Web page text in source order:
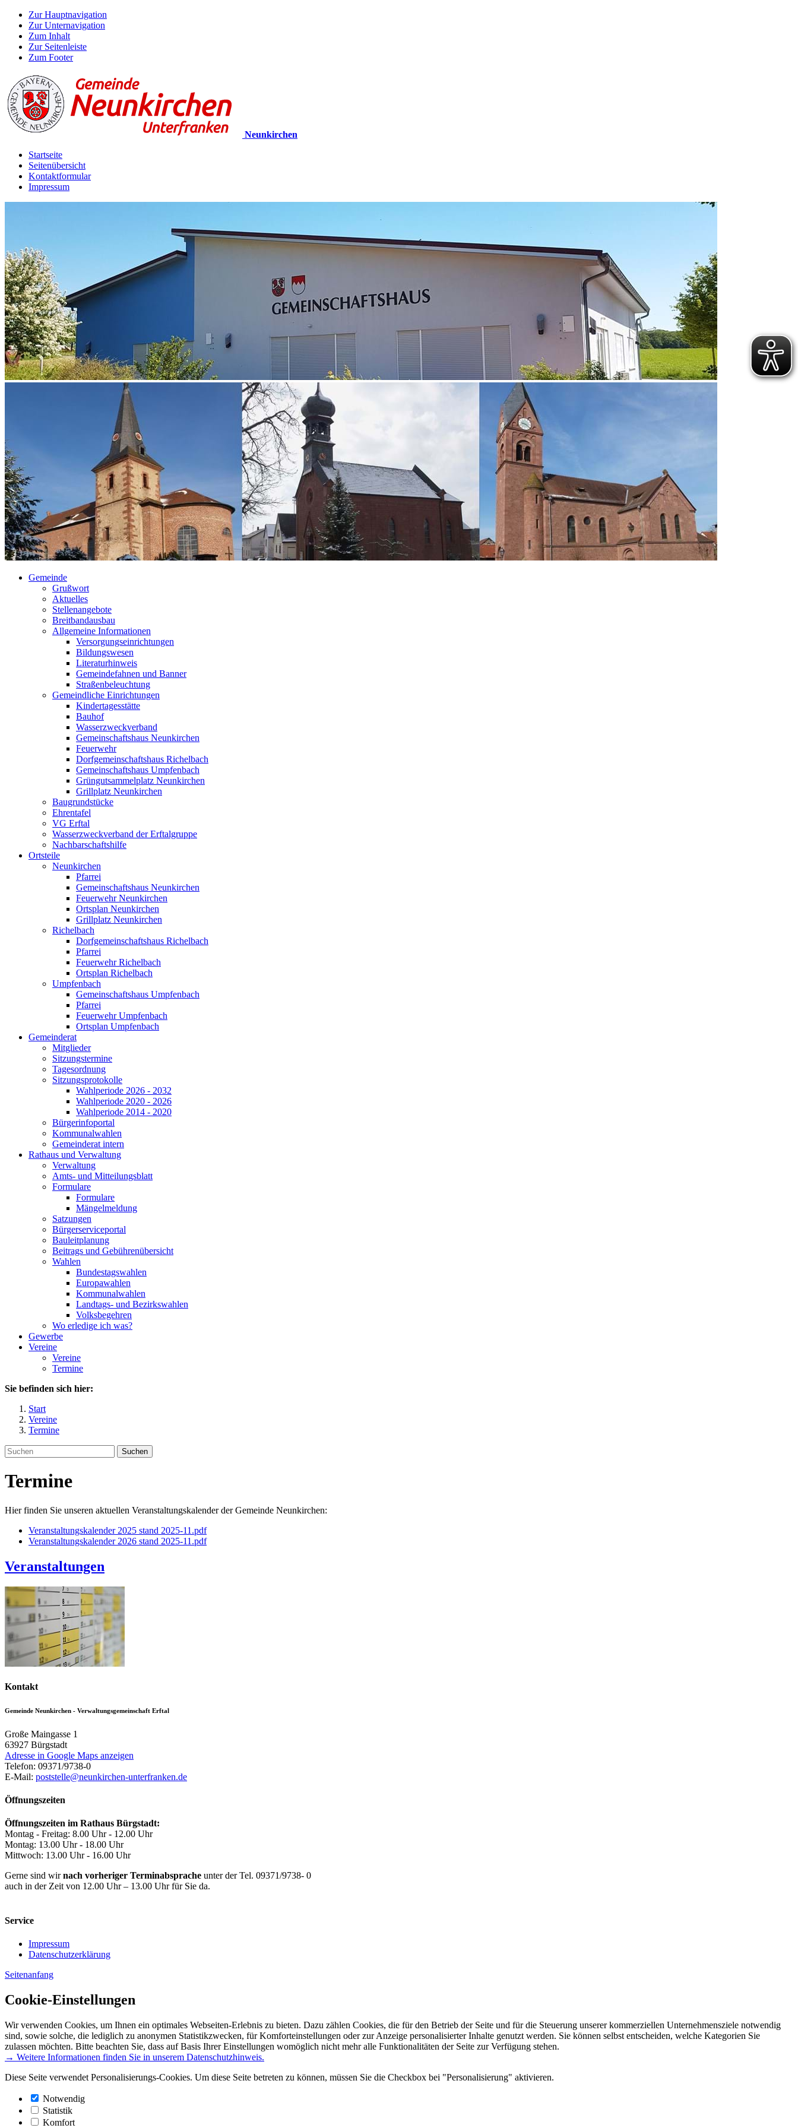
Zur Hauptnavigation
Zur Unternavigation
Zum Inhalt
Zur Seitenleiste
Zum Footer
Neunkirchen
Startseite
Seitenübersicht
Kontaktformular
Impressum
Gemeinde
Grußwort
Aktuelles
Stellenangebote
Breitbandausbau
Allgemeine Informationen
Versorgungseinrichtungen
Bildungswesen
Literaturhinweis
Gemeindefahnen und Banner
Straßenbeleuchtung
Gemeindliche Einrichtungen
Kindertagesstätte
Bauhof
Wasserzweckverband
Gemeinschaftshaus Neunkirchen
Feuerwehr
Dorfgemeinschaftshaus Richelbach
Gemeinschaftshaus Umpfenbach
Grüngutsammelplatz Neunkirchen
Grillplatz Neunkirchen
Baugrundstücke
Ehrentafel
VG Erftal
Wasserzweckverband der Erftalgruppe
Nachbarschaftshilfe
Ortsteile
Neunkirchen
Pfarrei
Gemeinschaftshaus Neunkirchen
Feuerwehr Neunkirchen
Ortsplan Neunkirchen
Grillplatz Neunkirchen
Richelbach
Dorfgemeinschaftshaus Richelbach
Pfarrei
Feuerwehr Richelbach
Ortsplan Richelbach
Umpfenbach
Gemeinschaftshaus Umpfenbach
Pfarrei
Feuerwehr Umpfenbach
Ortsplan Umpfenbach
Gemeinderat
Mitglieder
Sitzungstermine
Tagesordnung
Sitzungsprotokolle
Wahlperiode 2026 - 2032
Wahlperiode 2020 - 2026
Wahlperiode 2014 - 2020
Bürgerinfoportal
Kommunalwahlen
Gemeinderat intern
Rathaus und Verwaltung
Verwaltung
Amts- und Mitteilungsblatt
Formulare
Formulare
Mängelmeldung
Satzungen
Bürgerserviceportal
Bauleitplanung
Beitrags und Gebührenübersicht
Wahlen
Bundestagswahlen
Europawahlen
Kommunalwahlen
Landtags- und Bezirkswahlen
Volksbegehren
Wo erledige ich was?
Gewerbe
Vereine
Vereine
Termine
Sie befinden sich hier:
Start
Vereine
Termine
Suchen
Termine
Hier finden Sie unseren aktuellen Veranstaltungskalender der Gemeinde Neunkirchen:
Veranstaltungskalender 2025 stand 2025-11.pdf
Veranstaltungskalender 2026 stand 2025-11.pdf
Veranstaltungen
Kontakt
Gemeinde Neunkirchen - Verwaltungsgemeinschaft Erftal
Große Maingasse 1
63927 Bürgstadt
Adresse in Google Maps anzeigen
Telefon: 09371/9738-0
E-Mail: poststelle@neunkirchen-unterfranken.de
Öffnungszeiten
Öffnungszeiten im Rathaus Bürgstadt:
Montag - Freitag: 8.00 Uhr - 12.00 Uhr
Montag: 13.00 Uhr - 18.00 Uhr
Mittwoch: 13.00 Uhr - 16.00 Uhr
Gerne sind wirnach vorheriger Terminabsprache unter der Tel. 09371/9738- 0
auch in der Zeit von 12.00 Uhr – 13.00 Uhr für Sie da.
Service
Impressum
Datenschutzerklärung
Seitenanfang
Cookie-Einstellungen
Wir verwenden Cookies, um Ihnen ein optimales Webseiten-Erlebnis zu bieten. Dazu zählen Cookies, die für den Betrieb der Seite und für die Steuerung unserer kommerziellen Unternehmensziele notwendig
sind, sowie solche, die lediglich zu anonymen Statistikzwecken, für Komforteinstellungen oder zur Anzeige personalisierter Inhalte genutzt werden. Sie können selbst entscheiden, welche Kategorien Sie
zulassen möchten. Bitte beachten Sie, dass auf Basis Ihrer Einstellungen womöglich nicht mehr alle Funktionalitäten der Seite zur Verfügung stehen.
→ Weitere Informationen finden Sie in unserem Datenschutzhinweis.
Diese Seite verwendet Personalisierungs-Cookies. Um diese Seite betreten zu können, müssen Sie die Checkbox bei "Personalisierung" aktivieren.
Notwendig
Statistik
Komfort